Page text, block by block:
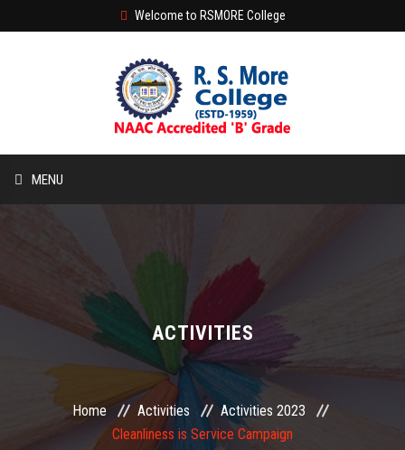
Welcome to RSMORE College
MENU
ACADEMIC
STUDENT
ACTIVITIES
Home Activities
Activities 2023
Cleanliness is Service Campaign